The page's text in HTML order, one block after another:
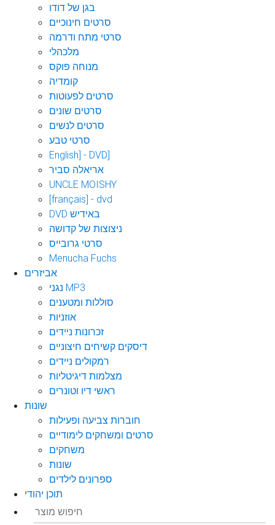
בגן של דודו
סרטים חינוכיים
סרטי מתח ודרמה
מלכהלי
מנוחה פוקס
קומדיה
סרטים לפעוטות
סרטים שונים
סרטים לנשים
סרטי טבע
English] - DVD]
אריאלה סביר
UNCLE MOISHY
[français] - dvd
DVD באידיש
ניצוצות של קדושה
סרטי גרובייס
Menucha Fuchs
אביזרים
נגני MP3
סוללות ומטענים
אוזניות
זכרונות ניידים
דיסקים קשיחים חיצוניים
רמקולים ניידים
מצלמות דיגיטליות
ראשי דיו וטונרים
שונות
חוברות צביעה ופעילות
סרטים ומשחקים לימודיים
משחקים
שונות
ספרונים לילדים
תוכן יהודי